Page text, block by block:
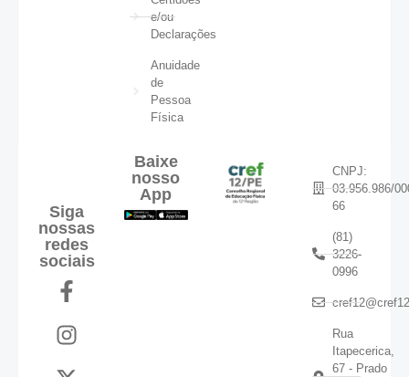
e/ou
Declarações
Anuidade
de
Pessoa
Física
Siga
nossas
redes
sociais
Baixe
nosso
App
CNPJ:
03.956.986/
66
(81)
3226-
0996
Rua
Itapecerica,
67 - Prado